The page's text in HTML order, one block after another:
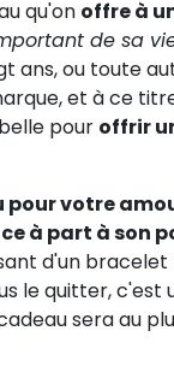
qu'on offre à
de sa
ans, ou toute
et à ce
pour offrir
pour votre
à part à son
d'un bracelet
le quitter, c'est
sera au